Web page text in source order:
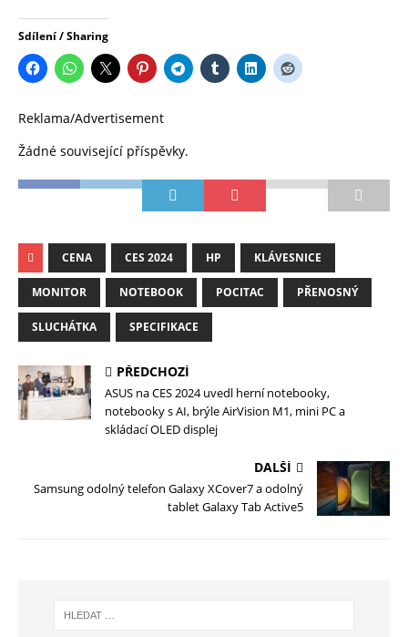
Sdílení / Sharing
Reklama/Advertisement
Žádné související příspěvky.
CENA CES 2024 HP KLÁVESNICE
MONITOR NOTEBOOK POCITAC PŘENOSNÝ
SLUCHÁTKA SPECIFIKACE
PŘEDCHOZÍ
ASUS na CES 2024 uvedl herní notebooky,
notebooky s AI, brýle AirVision M1, mini PC a
skládací OLED displej
DALŠÍ
Samsung odolný telefon Galaxy XCover7 a odolný
tablet Galaxy Tab Active5